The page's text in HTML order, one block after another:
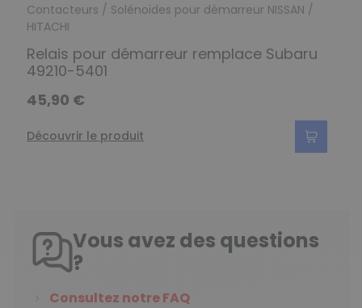
Contacteurs / Solénoïdes pour démarreur NISSAN /
HITACHI
Relais pour démarreur remplace Subaru
49210-5401
45,90 €
Découvrir le produit
Vous avez des questions
?
Consultez notre FAQ